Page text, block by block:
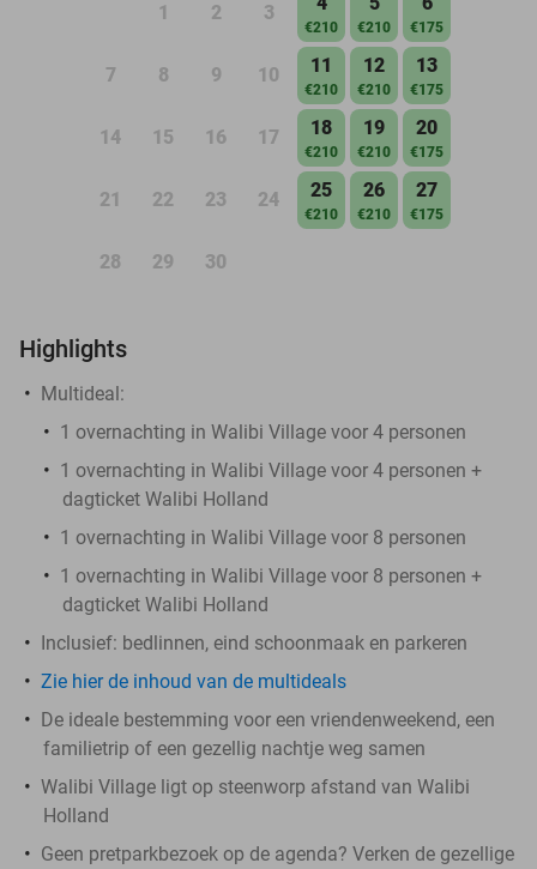
1 2 3
€210 €210 €175
7 8 9 10 11
€210
12
€210
13
€175
14 15 16 17 18
€210
19
€210
20
€175
21 22 23 24 25
€210
26
€210
27
€175
28 29 30
Highlights
Multideal:
1 overnachting in Walibi Village voor 4 personen
1 overnachting in Walibi Village voor 4 personen +
dagticket Walibi Holland
1 overnachting in Walibi Village voor 8 personen
1 overnachting in Walibi Village voor 8 personen +
dagticket Walibi Holland
Inclusief: bedlinnen, eind schoonmaak en parkeren
Zie hier de inhoud van de multideals
De ideale bestemming voor een vriendenweekend, een
familietrip of een gezellig nachtje weg samen
Walibi Village ligt op steenworp afstand van Walibi
Holland
Geen pretparkbezoek op de agenda? Verken de gezellige